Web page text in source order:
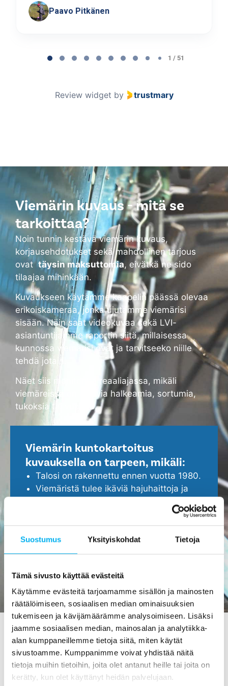
Suostumus Yksityiskohdat Tietoja
Tämä sivusto käyttää evästeitä
Käytämme evästeitä tarjoamamme sisällön ja mainosten
räätälöimiseen, sosiaalisen median ominaisuuksien
tukemiseen ja kävijämäärämme analysoimiseen. Lisäksi
jaamme sosiaalisen median, mainosalan ja analytiikka-
alan kumppaneillemme tietoja siitä, miten käytät
sivustoamme. Kumppanimme voivat yhdistää näitä
tietoja muihin tietoihin, joita olet antanut heille tai joita on
kerätty, kun olet käyttänyt heidän palvelujaan.
Paavo Pitkänen
1 / 51
Review widget by trustmary
Viemärin kuvaus - mitä se
tarkoittaa?
Noin tunnin kestävä viemärin kuvaus,
korjausehdotukset sekä mahdollinen tarjous
ovat täysin maksuttomia, eivätkä ne sido
tilaajaa mihinkään.
Kuvaukseen käytämme kaapelin päässä olevaa
erikoiskameraa, jonka ujutamme viemärisi
sisään. Näin saat videokuvaa sekä LVI-
asiantuntijamme raportin siitä, millaisessa
kunnossa viemärisi ovat ja tarvitseeko niille
tehdä jotain.
Näet siis monitorilta reaaliajassa, mikäli
viemäreissä on alkavia halkeamia, sortumia,
tukoksia tai vuotoja.
Viemärin kuntokartoitus
kuvauksella on tarpeen, mikäli:
Talosi on rakennettu ennen vuotta 1980.
Viemäristä tulee ikäviä hajuhaittoja ja
Epäilet, että viemärissä ei ole kaikki
kunnossa.
Haluat ennakoida ja turvata kotisi
ajoissa, ennen isompien ongelmien
Viemärin kuvaus Kiteellä -
tilaa maksutta meiltä!